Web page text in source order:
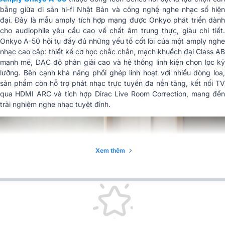
Bluetooth SBC, aptX, aptX HD
Kết nối ngõ vào
Kết nối Analog RCA (unbalanced) x 3 cặp
Phono MM / MC x 1
Kết nối Digital
HDMI ARC x 1, Coaxial x 1, Optical
x 1, USB-A (phát nhạc từ bộ nhớ) x
1
Kết nối ngõ ra
Jack 3.5mm
350W
bằng giữa di sản hi-fi Nhật Bản và công nghệ nghe nhạc số hiện
đại. Đây là mẫu amply tích hợp mạng được Onkyo phát triển dành
cho audiophile yêu cầu cao về chất âm trung thực, giàu chi tiết.
Onkyo A-50 hội tụ đầy đủ những yếu tố cốt lõi của một amply nghe
nhạc cao cấp: thiết kế cơ học chắc chắn, mạch khuếch đại Class AB
mạnh mẽ, DAC độ phân giải cao và hệ thống linh kiện chọn lọc kỹ
lưỡng. Bên cạnh khả năng phối ghép linh hoạt với nhiều dòng loa,
sản phẩm còn hỗ trợ phát nhạc trực tuyến đa nền tảng, kết nối TV
qua HDMI ARC và tích hợp Dirac Live Room Correction, mang đến
trải nghiệm nghe nhạc tuyệt đỉnh.
Xem thêm